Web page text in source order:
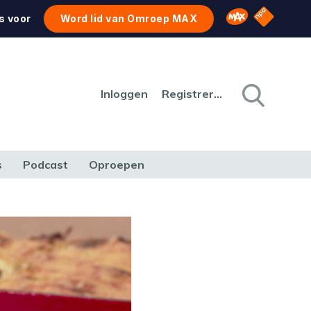
voor Word lid van Omroep MAX Omroep MAX
NPO
Inloggen Registreren
Podcast Oproepen